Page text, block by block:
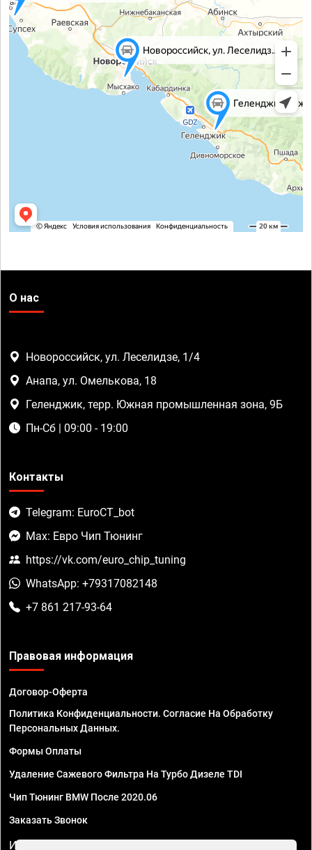
О нас
Новороссийск, ул. Леселидзе, 1/4
Анапа, ул. Омелькова, 18
Геленджик, терр. Южная промышленная зона, 9Б
Пн-Сб | 09:00 - 19:00
Контакты
Telegram: EuroCT_bot
Max: Евро Чип Тюнинг
https://vk.com/euro_chip_tuning
WhatsApp: +79317082148
+7 861 217-93-64
Правовая информация
Договор-Оферта
Политика Конфиденциальности. Согласие На Обработку
Персональных Данных.
Формы Оплаты
Удаление Сажевого Фильтра На Турбо Дизеле TDI
Чип Тюнинг BMW После 2020.06
Заказать Звонок
ИП Смирнов Георгий Павлович. ИНН 781302555843,